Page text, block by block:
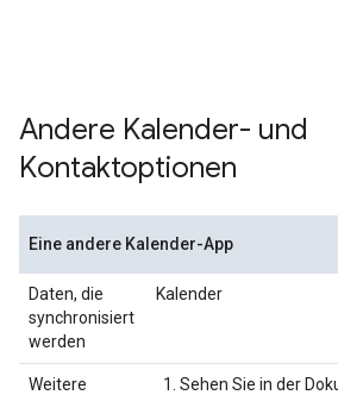
Andere Kalender- und
Kontaktoptionen
Eine andere Kalender-App
Daten, die
synchronisiert
werden
Kalender
Weitere
Sehen Sie in der